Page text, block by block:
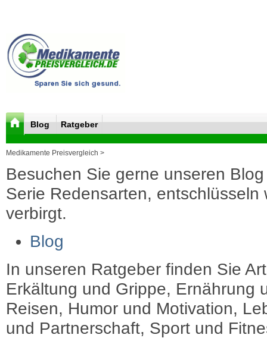
Blog Ratgeber
Medikamente Preisvergleich >
Besuchen Sie gerne unseren
Serie Redensarten, entschlüsseln
verbirgt.
Blog
In unseren Ratgeber finden Sie
Erkältung und Grippe, Ernährung
Reisen, Humor und Motivation,
und Partnerschaft, Sport und